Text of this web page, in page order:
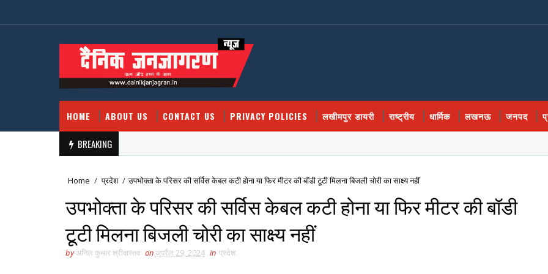
HOME ABOUT US CONTACT US PRIVACY POLICIES लखीमपुर डायरी राष्ट्रीय धार्मिक लखनऊ जनपद
BREAKING
Home / प्रदेश / उपभोक्ता के परिसर की सर्विस केबल कटी होना या फिर मीटर की बॉडी टूटी मिलना बिजली चोरी का साक्ष्य नहीं
उपभोक्ता के परिसर की सर्विस केबल कटी होना या फिर मीटर की बॉडी
टूटी मिलना बिजली चोरी का साक्ष्य नहीं
byअनिल कुमार श्रीवास्तव onअप्रैल 29, 2024 in प्रदेश